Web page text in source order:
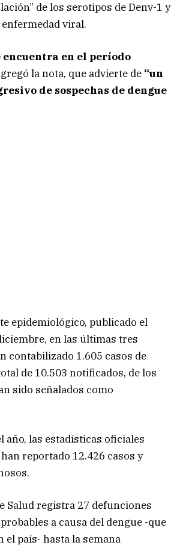
de los serotipos de Denv-1 y
enfermedad viral.
encuentra en el período
la nota, que advierte de “un
de sospechas de dengue
epidemiológico, publicado el
en las últimas tres
contabilizado 1.605 casos de
de 10.503 notificados, de los
sido señalados como
año, las estadísticas oficiales
reportado 12.426 casos y
Salud registra 27 defunciones
a causa del dengue -que
el país- hasta la semana